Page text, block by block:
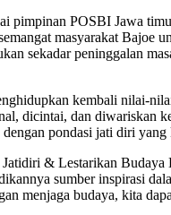
pimpinan POSBI Jawa
masyarakat Bajoe
sekadar peninggalan
kembali nilai-
dicintai, dan diwariskan
pondasi jati diri yang
& Lestarikan
sumber inspirasi
menjaga budaya, kita